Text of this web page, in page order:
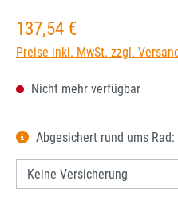
Regulärer Preis:
137,54 €
Preise inkl. MwSt. zzgl.
Nicht mehr verfügbar
Abgesichert rund ums Rad: